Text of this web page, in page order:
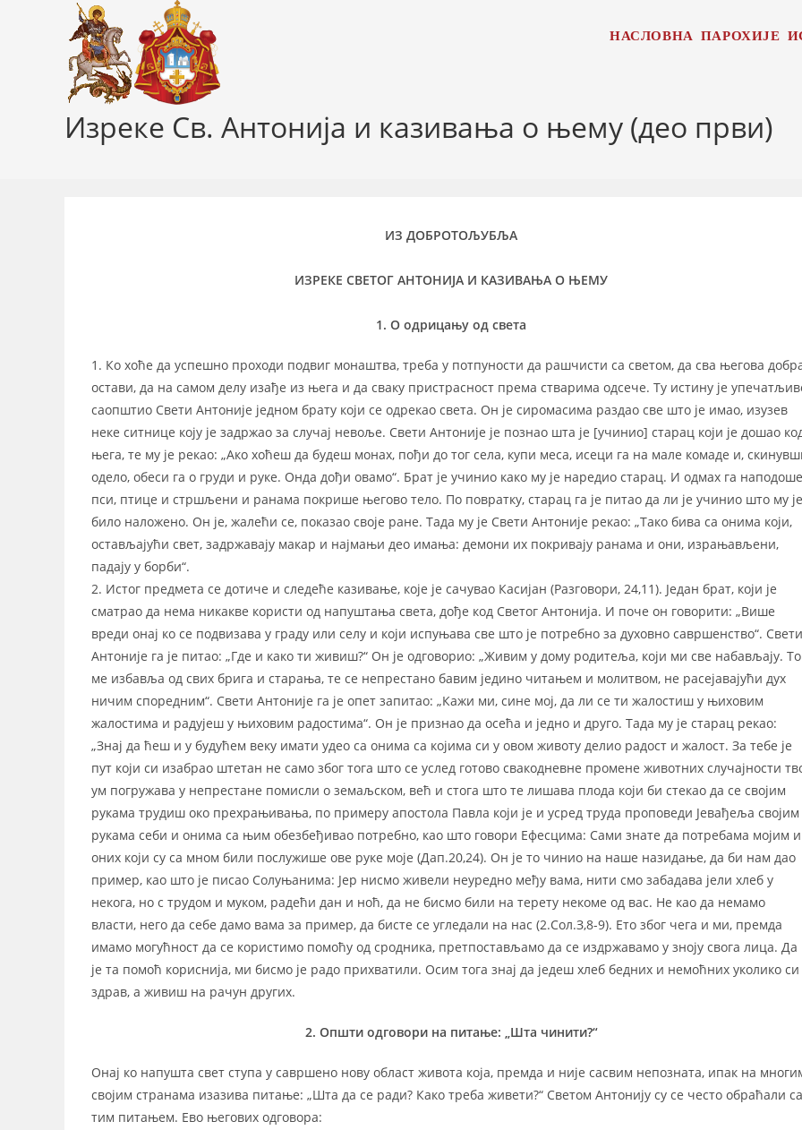
НАСЛОВНА ПАРОХИЈЕ
Изреке Св. Антонијa и казивања о њему (део први)
ИЗ ДОБРОТОЉУБЉА
ИЗРЕКЕ СВЕТОГ АНТОНИЈА И КАЗИВАЊА О ЊЕМУ
1. О одрицању од света
1. Ко хоће да успешно проходи подвиг монаштва, треба у потпуности да рашчисти са светом, да сва његова
остави, да на самом делу изађе из њега и да сваку пристрасност према стварима одсече. Ту истину је
саопштио Свети Антоније једном брату који се одрекао света. Он је сиромасима раздао све што је имао, изузев
неке ситнице коју је задржао за случај невоље. Свети Антоније је познао шта је [учинио] старац који је дошао
њега, те му је рекао: „Ако хоћеш да будеш монах, пођи до тог села, купи меса, исеци га на мале комаде и,
одело, обеси га о груди и руке. Онда дођи овамо“. Брат је учинио како му је наредио старац. И одмах га наподоше
пси, птице и стршљени и ранама покрише његово тело. По повратку, старац га је питао да ли је учинио што му је
било наложено. Он је, жалећи се, показао своје ране. Тада му је Свети Антоније рекао: „Тако бива са онима који,
остављајући свет, задржавају макар и најмањи део имања: демони их покривају ранама и они, израњављени,
падају у борби“.
2. Истог предмета се дотиче и следеће казивање, које је сачувао Касијан (Разговори, 24,11). Један брат, који је
сматрао да нема никакве користи од напуштања света, дође код Светог Антонија. И поче он говорити: „Више
вреди онај ко се подвизава у граду или селу и који испуњава све што је потребно за духовно савршенство“. Свети
Антоније га је питао: „Где и како ти живиш?“ Он је одговорио: „Живим у дому родитеља, који ми све набављају. То
ме избавља од свих брига и старања, те се непрестано бавим једино читањем и молитвом, не расејавајући дух
ничим споредним“. Свети Антоније га је опет запитао: „Кажи ми, сине мој, да ли се ти жалостиш у њиховим
жалостима и радујеш у њиховим радостима“. Он је признао да осећа и једно и друго. Тада му је старац рекао:
„Знај да ћеш и у будућем веку имати удео са онима са којима си у овом животу делио радост и жалост. За тебе је
пут који си изабрао штетан не само због тога што се услед готово свакодневне промене животних случајности
ум погружава у непрестане помисли о земаљском, већ и стога што те лишава плода који би стекао да се својим
рукама трудиш око прехрањивања, по примеру апостола Павла који је и усред труда проповеди Јевађеља својим
рукама себи и онима са њим обезбеђивао потребно, као што говори Ефесцима: Сами знате да потребама мојим и
оних који су са мном били послужише ове руке моје (Дап.20,24). Он је то чинио на наше назидање, да би нам дао
пример, као што је писао Солуњанима: Јер нисмо живели неуредно међу вама, нити смо забадава јели хлеб у
некога, но с трудом и муком, радећи дан и ноћ, да не бисмо били на терету некоме од вас. Не као да немамо
власти, него да себе дамо вама за пример, да бисте се угледали на нас (2.Сол.З,8-9). Ето због чега и ми, премда
имамо могућност да се користимо помоћу од сродника, претпостављамо да се издржавамо у зноју свога лица. Да
је та помоћ кориснија, ми бисмо је радо прихватили. Осим тога знај да једеш хлеб бедних и немоћних уколико си
здрав, а живиш на рачун других.
2. Општи одговори на питање: „Шта чинити?“
Онај ко напушта свет ступа у савршено нову област живота која, премда и није сасвим непозната, ипак на
својим странама изазива питање: „Шта да се ради? Како треба живети?“ Светом Антонију су се често обраћали са
тим питањем. Ево његових одговора: